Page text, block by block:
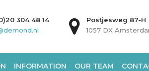
304 48 14
Postjesweg 87-H
1057 DX
INFORMATION OUR TEAM